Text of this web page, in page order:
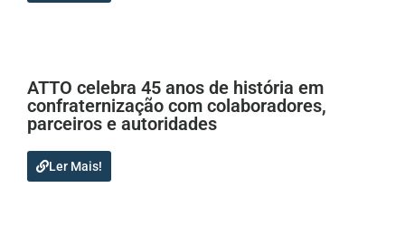
ATTO celebra 45 anos de história em
confraternização com colaboradores,
parceiros e autoridades
Ler Mais!